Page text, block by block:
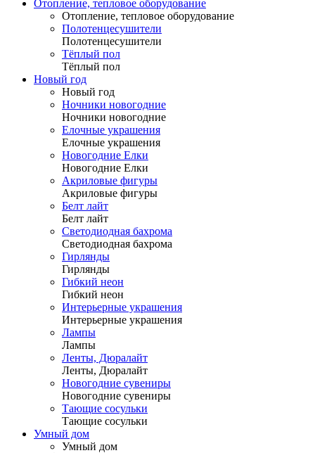
Отопление, тепловое оборудование
Отопление, тепловое оборудование
Полотенцесушители
Полотенцесушители
Тёплый пол
Тёплый пол
Новый год
Новый год
Ночники новогодние
Ночники новогодние
Елочные украшения
Елочные украшения
Новогодние Елки
Новогодние Елки
Акриловые фигуры
Акриловые фигуры
Белт лайт
Белт лайт
Светодиодная бахрома
Светодиодная бахрома
Гирлянды
Гирлянды
Гибкий неон
Гибкий неон
Интерьерные украшения
Интерьерные украшения
Лампы
Лампы
Ленты, Дюралайт
Ленты, Дюралайт
Новогодние сувениры
Новогодние сувениры
Тающие сосульки
Тающие сосульки
Умный дом
Умный дом